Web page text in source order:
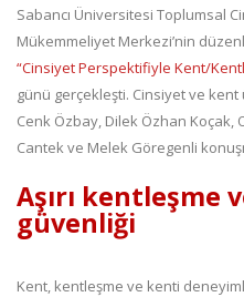
Sabancı Üniversitesi Toplumsal
Mükemmeliyet Merkezi’nin
“Cinsiyet Perspektifiyle Kent/
günü gerçekleşti. Cinsiyet ve
Cenk Özbay, Dilek Özhan Koçak,
Cantek ve Melek Göregenli
Aşırı kentleşme
güvenliği
Kent, kentleşme ve kenti